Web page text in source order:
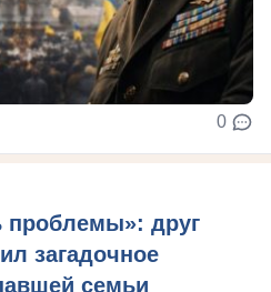
0
друг
загадочное
семьи